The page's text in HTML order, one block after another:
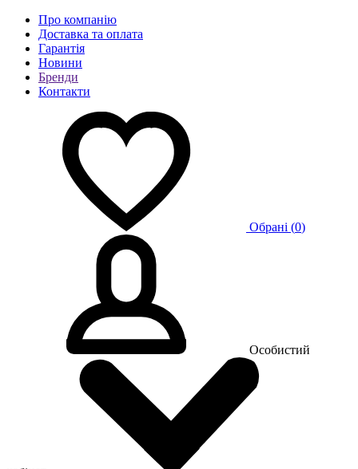
Про компанію
Доставка та оплата
Гарантія
Новини
Бренди
Контакти
Обрані (0)
Особистий